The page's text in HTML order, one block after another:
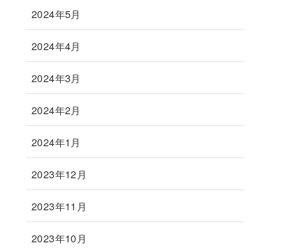
2024年5月
2024年4月
2024年3月
2024年2月
2024年1月
2023年12月
2023年11月
2023年10月